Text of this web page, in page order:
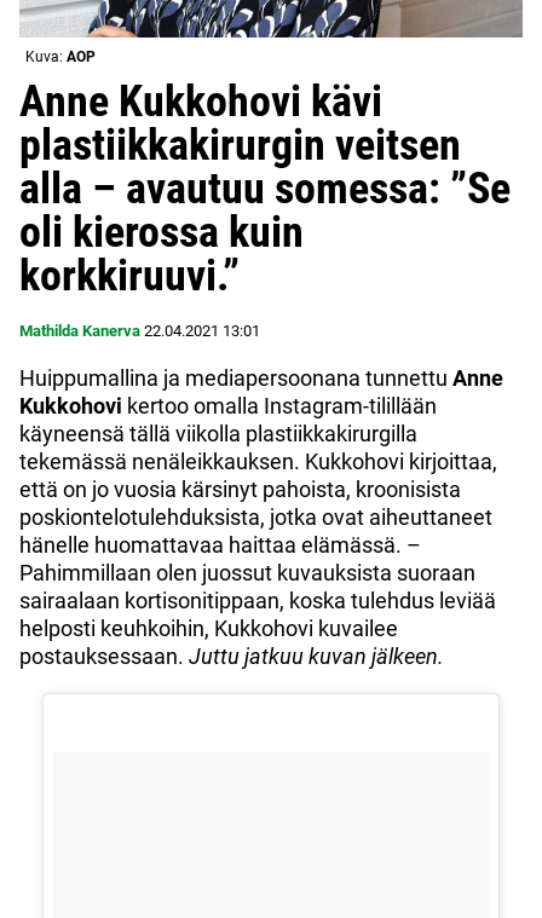
Kuva: AOP
Anne Kukkohovi kävi
plastiikkakirurgin veitsen
alla – avautuu somessa: ”Se
oli kierossa kuin
korkkiruuvi.”
Mathilda Kanerva 22.04.2021 13:01
Huippumallina ja mediapersoonana tunnettu Anne
Kukkohovi kertoo omalla Instagram-tilillään
käyneensä tällä viikolla plastiikkakirurgilla
tekemässä nenäleikkauksen. Kukkohovi kirjoittaa,
että on jo vuosia kärsinyt pahoista, kroonisista
poskiontelotulehduksista, jotka ovat aiheuttaneet
hänelle huomattavaa haittaa elämässä. –
Pahimmillaan olen juossut kuvauksista suoraan
sairaalaan kortisonitippaan, koska tulehdus leviää
helposti keuhkoihin, Kukkohovi kuvailee
postauksessaan. Juttu jatkuu kuvan jälkeen.